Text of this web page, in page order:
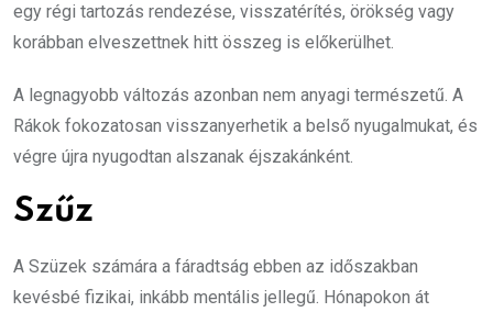
egy régi tartozás rendezése, visszatérítés, örökség vagy
korábban elveszettnek hitt összeg is előkerülhet.
A legnagyobb változás azonban nem anyagi természetű. A
Rákok fokozatosan visszanyerhetik a belső nyugalmukat, és
végre újra nyugodtan alszanak éjszakánként.
Szűz
A Szüzek számára a fáradtság ebben az időszakban
kevésbé fizikai, inkább mentális jellegű. Hónapokon át